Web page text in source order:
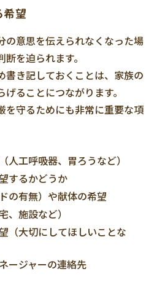
希望
の意思を伝えられなくなった場
を迫られます。
書き記しておくことは、家族の
ることにつながります。
を守るためにも非常に重要な項
人工呼吸器、胃ろうなど）
するかどうか
の有無）や献体の希望
、施設など）
（大切にしてほしいことな
ージャーの連絡先